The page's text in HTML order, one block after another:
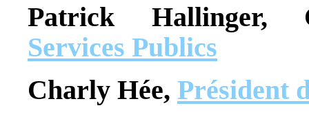
Patrick Hallinger,
Services Publics
Charly Hée, Président